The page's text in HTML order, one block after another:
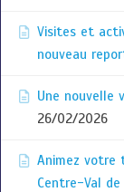
Visites et
nouveau
Une nouvelle
26/02/2026
Animez votre
Centre-Val de